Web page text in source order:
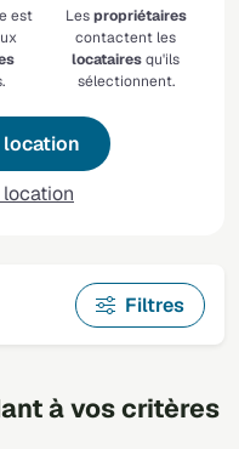
est
Lespropriétaires
contactent les
locatairesqu'ils
sélectionnent.
location
Filtres
à vos critères